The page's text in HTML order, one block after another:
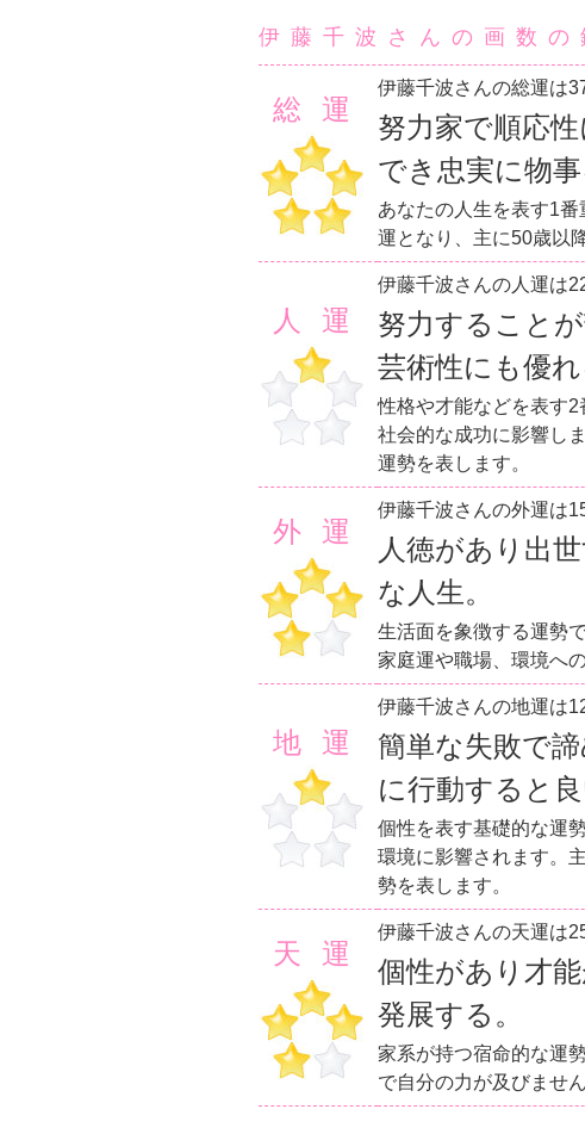
伊藤千波さんの画数の
総運
伊藤千波さんの総運は
努力家で順応
でき忠実に物事
あなたの人生を表す1
運となり、主に50歳以
人運
伊藤千波さんの人運は
努力すること
芸術性にも優れ
性格や才能などを表す2
社会的な成功に影響し
運勢を表します。
外運
伊藤千波さんの外運は
人徳があり出
な人生。
生活面を象徴する運勢
家庭運や職場、環境へ
地運
伊藤千波さんの地運は
簡単な失敗で
に行動すると
個性を表す基礎的な運
環境に影響されます。
勢を表します。
天運
伊藤千波さんの天運は
個性があり才
発展する。
家系が持つ宿命的な運
で自分の力が及びませ